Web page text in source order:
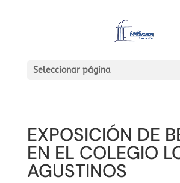
Seleccionar página
EXPOSICIÓN DE
EN EL COLEGIO
AGUSTINOS